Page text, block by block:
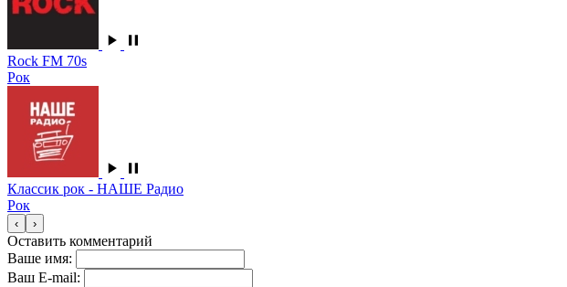
Rock FM 70s
Рок
Классик рок - НАШЕ Радио
Рок
‹ ›
Оставить комментарий
Ваше имя:
Ваш E-mail: